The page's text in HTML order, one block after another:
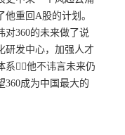
重回A股的计划。
对360的未来做了说
研发中心，加强人才
系他不讳言未来仍
360成为中国最大的